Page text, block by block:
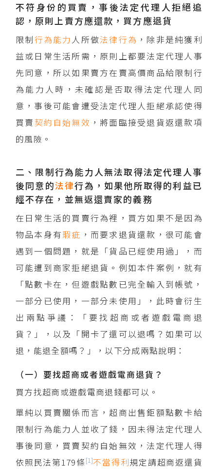
不符身份的買賣，事後法定代理人拒絕追
認，原則上賣方應還款，買方應退貨
限制行為能力 人所做法律行為 ，除非是純獲利
益或日常生活所需，原則上都要法定代理人事
先同意，所以如果賣方在賣高價商品給限制行
為能力人時，未確認是否取得法定代理人同
意，事後可能會遭受法定代理人拒絕承認使得
買賣 契約 自始無效 ，將面臨接受退貨返還款項
的風險。
二、限制行為能力人無法取得法定代理人事
後同意的法律行為，如果他所取得的利益已
經不存在，並無返還賣家的義務
在日常生活的買賣行為裡，買方如果不是因為
物品本身有瑕疵 ，而要求退貨還款，很可能會
遇到一個問題，就是「貨品已經使用過」，而
可能遭到商家拒絕退貨。例如本件案例，就有
「點數卡在，但遊戲點數已完全輸入到帳號，
一部分已使用，一部分未使用」，此時會衍生
出兩點爭議：「要找超商或者遊戲電商退
貨？」，以及「開卡了還可以退嗎？如果可以
退，能退全額嗎？」，以下分成兩點說明：
（一）要找超商或者遊戲電商退貨？
買方找超商或遊戲電商退錢都可以。
單純以買賣關係而言，超商出售鉅額點數卡給
限制行為能力人並收了錢，因未得法定代理人
事後同意，買賣契約自始無效，法定代理人得
依照民法第179條 [1]不當得利規定請超商返還貨